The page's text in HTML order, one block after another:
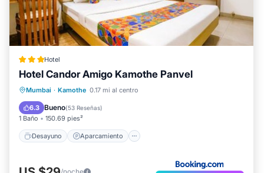
Hotel
Hotel Candor Amigo Kamothe Panvel
Mumbai · Kamothe 0.17 mi al centro
6.3 Bueno(53 Reseñas)
1 Baño 150.69 pies²
Desayuno Aparcamiento
Desayuno
Aparcamiento
Balcón/Terraza
/noche